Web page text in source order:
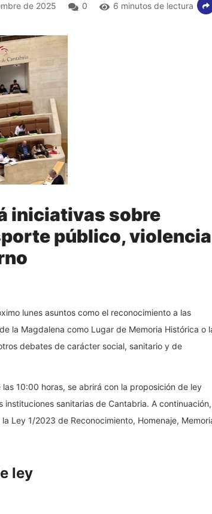
de 2025 0 6 minutos de lectura
iniciativas sobre
público, violencia
lunes asuntos como el reconocimiento a las
la Magdalena como Lugar de Memoria Histórica o
debates de carácter social, sanitario y de
10:00 horas, se abrirá con la proposición de ley
sanitarias de Cantabria. A continuación,
Ley 1/2023 de Reconocimiento, Homenaje,
ley